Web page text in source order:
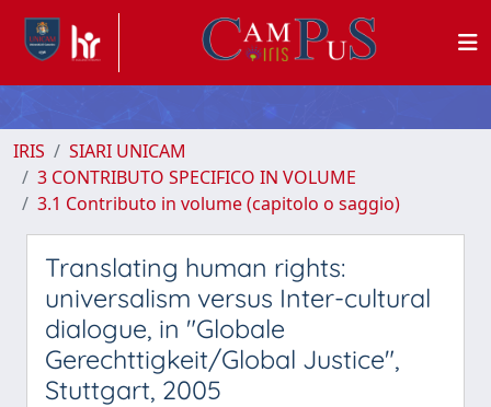
IRIS
SIARI UNICAM
3 CONTRIBUTO SPECIFICO IN VOLUME
3.1 Contributo in volume (capitolo o saggio)
Translating human rights:
universalism versus Inter-cultural
dialogue, in "Globale
Gerechttigkeit/Global Justice",
Stuttgart, 2005